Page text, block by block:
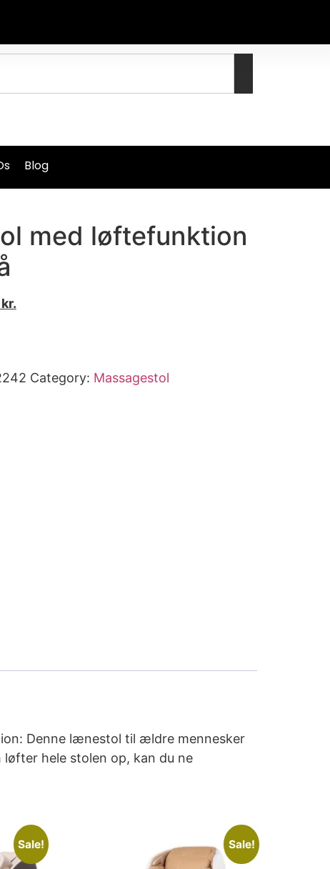
Blog
med løftefunktion
kr.
Category: Massagestol
Denne lænestol til ældre mennesker
hele stolen op, kan du ne
Sale! Sale!